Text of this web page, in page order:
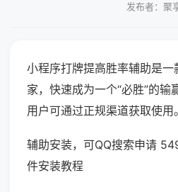
发布者：聚
小程序打牌提高胜率辅助是
家，快速成为一个“必胜”的输
用户可通过正规渠道获取使用。
辅助安装，可QQ搜索申请
件安装教程